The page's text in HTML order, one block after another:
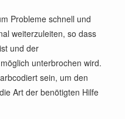
Probleme schnell und
weiterzuleiten, so dass
und der
unterbrochen wird.
sein, um den
Art der benötigten Hilfe